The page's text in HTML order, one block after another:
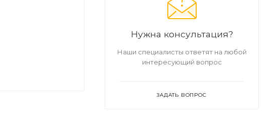
Нужна консультация?
Наши специалисты ответят на любой
интересующий вопрос
ЗАДАТЬ ВОПРОС